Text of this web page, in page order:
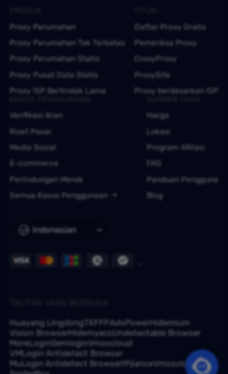
Indonesian
Proxy Perumahan
Proxy Perumahan Tak Terbatas
Proxy Perumahan Statis
Proxy Pusat Data Statis
Proxy ISP Bertindak Lama
Daftar Proxy Gratis
Pemeriksa Proxy
CroxyProxy
ProxySite
Proxy berdasarkan ISP
Verifikasi Iklan
Riset Pasar
Media Sosial
E-commerce
Perlindungan Merek
Semua Kasus Penggunaan
Harga
Lokasi
Program Afiliasi
FAQ
Panduan Pengguna
Blog
Huayang Lingdong TKFFF AdsPowerHidemium
Vision BrowserHidemyaccUndetectable Browser
MoreLoginGemlogin Vmoscloud
VMLogin Antidetect Browser
MuLogin Antidetect BrowserIPjianceVmoscloud